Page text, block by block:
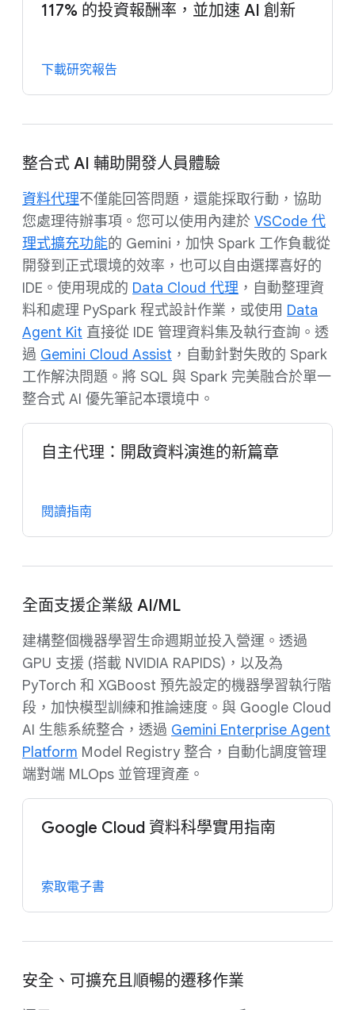
117% 的投資報酬率，並加速 AI 創新
下載研究報告
整合式 AI 輔助開發人員體驗
資料代理不僅能回答問題，還能採取行動，協助
您處理待辦事項。您可以使用內建於 VSCode 代
理式擴充功能的 Gemini，加快 Spark 工作負載從
開發到正式環境的效率，也可以自由選擇喜好的
IDE。使用現成的 Data Cloud 代理 ，自動整理資
料和處理 PySpark 程式設計作業，或使用 Data
Agent Kit 直接從 IDE 管理資料集及執行查詢。透
過 Gemini Cloud Assist ，自動針對失敗的 Spark
工作解決問題。將 SQL 與 Spark 完美融合於單一
整合式 AI 優先筆記本環境中。
自主代理：開啟資料演進的新篇章
閱讀指南
全面支援企業級 AI/ML
建構整個機器學習生命週期並投入營運。透過
GPU 支援 (搭載 NVIDIA RAPIDS)，以及為
PyTorch 和 XGBoost 預先設定的機器學習執行階
段，加快模型訓練和推論速度。與 Google Cloud
AI 生態系統整合，透過 Gemini Enterprise Agent
Platform Model Registry 整合，自動化調度管理
端對端 MLOps 並管理資產。
Google Cloud 資料科學實用指南
索取電子書
安全、可擴充且順暢的遷移作業